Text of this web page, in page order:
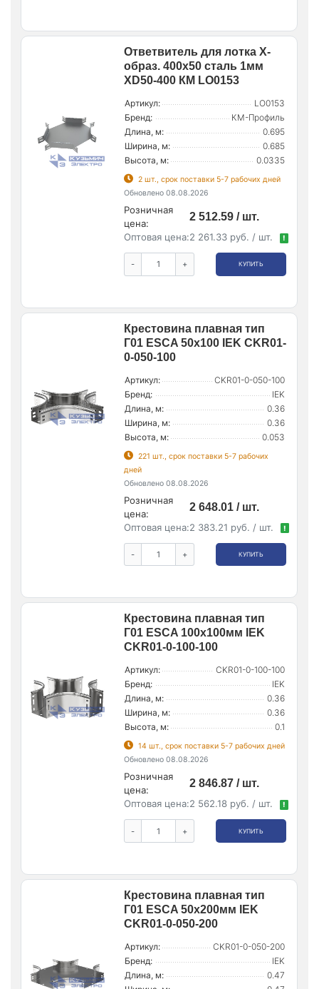
Ответвитель для лотка Х-
образ. 400х50 сталь 1мм
XD50-400 КМ LO0153
Артикул:
LO0153
Бренд:
КМ-Профиль
Длина, м:
0.695
Ширина, м:
0.685
Высота, м:
0.0335
2 шт., срок поставки 5-7 рабочих дней
Обновлено 08.08.2026
Розничная
цена:
2 512.59 / шт.
Оптовая цена:2 261.33 руб. / шт. !
- + КУПИТЬ
Крестовина плавная тип
Г01 ESCA 50х100 IEK CKR01-
0-050-100
Артикул:
CKR01-0-050-100
Бренд:
IEK
Длина, м:
0.36
Ширина, м:
0.36
Высота, м:
0.053
221 шт., срок поставки 5-7 рабочих
дней
Обновлено 08.08.2026
Розничная
цена:
2 648.01 / шт.
Оптовая цена:2 383.21 руб. / шт. !
- + КУПИТЬ
Крестовина плавная тип
Г01 ESCA 100х100мм IEK
CKR01-0-100-100
Артикул:
CKR01-0-100-100
Бренд:
IEK
Длина, м:
0.36
Ширина, м:
0.36
Высота, м:
0.1
14 шт., срок поставки 5-7 рабочих дней
Обновлено 08.08.2026
Розничная
цена:
2 846.87 / шт.
Оптовая цена:2 562.18 руб. / шт. !
- + КУПИТЬ
Крестовина плавная тип
Г01 ESCA 50х200мм IEK
CKR01-0-050-200
Артикул:
CKR01-0-050-200
Бренд:
IEK
Длина, м:
0.47